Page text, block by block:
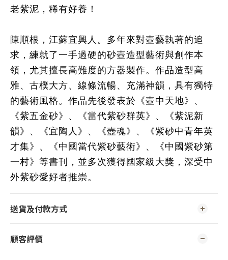
老紫泥，稀有好養！
陳順根，江蘇宜興人。多年來對壺藝執著的追
求，練就了一手過硬的砂壺造型藝術與創作本
領，尤其擅長高難度的方器製作。作品造型高
雅、古樸大方、線條流暢、充滿神韻，具有獨特
的藝術風格。作品先後發表於《壺中天地》、
《紫五金砂》、《當代紫砂群英》、《紫泥新
韻》、《宜陶人》、《壺魂》、《紫砂中青年英
才集》、《中國當代紫砂藝術》、《中國紫砂第
一村》等書刊，並多次獲得國家級大獎，深受中
外紫砂愛好者推崇。
送貨及付款方式
顧客評價